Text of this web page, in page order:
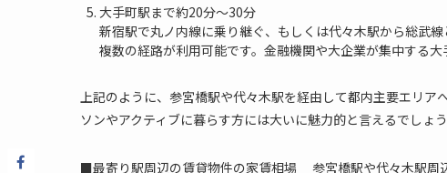
大手町駅まで約20分～30分
新宿駅で丸ノ内線に乗り継ぐ、もしくは代々木駅から総武
複数の経路が利用可能です。金融機関や大企業が集中する
上記のように、参宮橋駅や代々木駅を経由して都内主要エリ
ソンやアクティブに暮らす方には大いに魅力的と言えるでしょう
■最寄り駅周辺の賃貸物件の家賃相場 参宮橋駅や代々木駅周